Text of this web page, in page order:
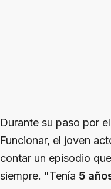
Durante su paso por
Funcionar, el joven
contar un episodio
siempre. "Tenía 5